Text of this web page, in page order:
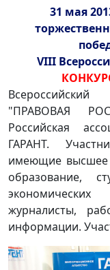
31 мая
VIII
"ПРАВОВАЯ
Российская
ГАРАНТ.
имеющие высшее
образование,
журналисты,
информации.